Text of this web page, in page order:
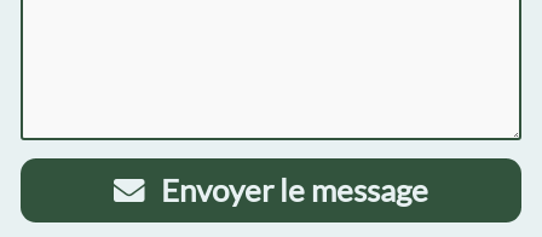
Envoyer le message